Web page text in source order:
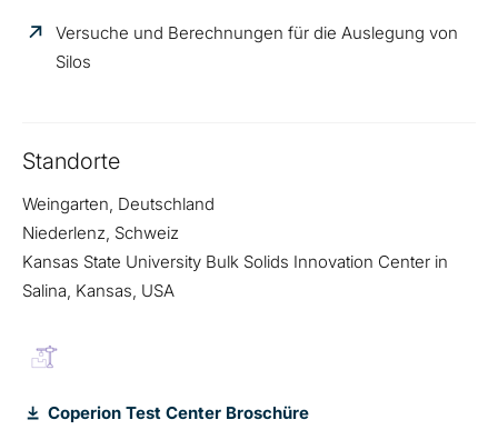
Versuche und Berechnungen für die Auslegung von
Silos
Standorte
Weingarten, Deutschland
Niederlenz, Schweiz
Kansas State University Bulk Solids Innovation Center in
Salina, Kansas, USA
Coperion Test Center Broschüre